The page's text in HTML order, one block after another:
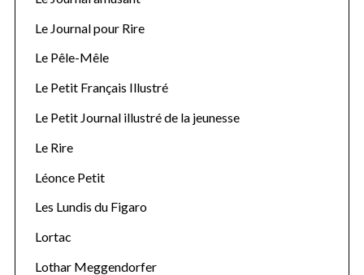
Le Journal pour Rire
Le Pêle-Mêle
Le Petit Français Illustré
Le Petit Journal illustré de la jeunesse
Le Rire
Léonce Petit
Les Lundis du Figaro
Lortac
Lothar Meggendorfer